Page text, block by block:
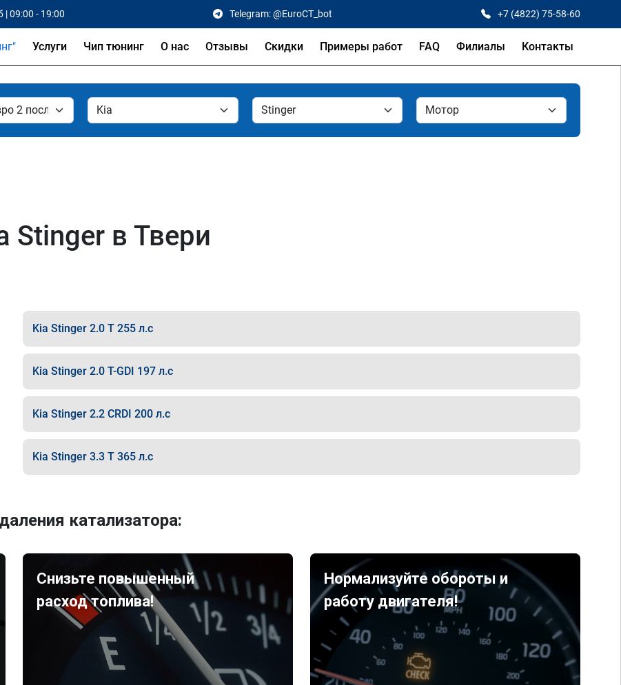
| 09:00 - 19:00 Telegram: @EuroCT_bot +7 (4822) 75-58-60
Услуги Чип тюнинг О нас Отзывы Скидки Примеры работ FAQ Филиалы Контакты
Stinger в Твери
Kia Stinger 2.0 T 255 л.с
Kia Stinger 2.0 T-GDI 197 л.с
Kia Stinger 2.2 CRDI 200 л.с
Kia Stinger 3.3 T 365 л.с
катализатора:
Снизьте повышенный
расход топлива!
Нормализуйте обороты и
работу двигателя!